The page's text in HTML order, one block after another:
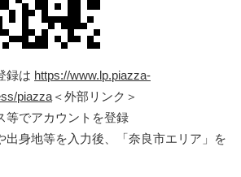
録は https://www.lp.piazza-
piazza ＜外部リンク＞
等でアカウントを登録
出身地等を入力後、「奈良市エリア」を